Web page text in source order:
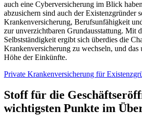
auch eine Cyberversicherung im Blick
abzusichern sind auch der Existenzgründer
Krankenversicherung, Berufsunfähigkeit
zur unverzichtbaren Grundausstattung. Mit
Selbstständigkeit ergibt sich überdies die
Krankenversicherung zu wechseln, und das
Höhe der Einkünfte.
Private Krankenversicherung für
Stoff für die
wichtigsten Punkte im